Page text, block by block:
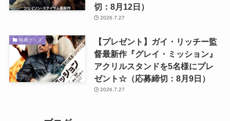
切：8月12日）
2026.7.27
映画グッズ
【プレゼント】ガイ・リッチー監
督最新作『グレイ・ミッション』
アクリルスタンドを5名様にプレ
ゼント☆（応募締切：8月9日）
2026.7.27